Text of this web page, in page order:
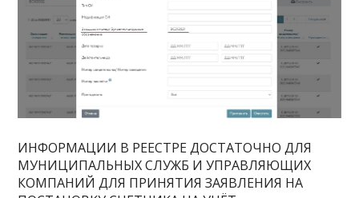
ИНФОРМАЦИИ В РЕЕСТРЕ ДОСТАТОЧНО ДЛЯ
МУНИЦИПАЛЬНЫХ СЛУЖБ И УПРАВЛЯЮЩИХ
КОМПАНИЙ ДЛЯ ПРИНЯТИЯ ЗАЯВЛЕНИЯ НА